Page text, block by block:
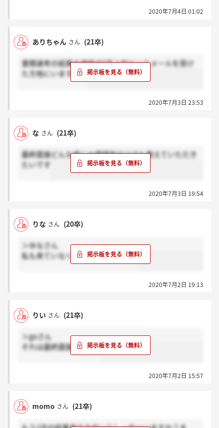
2020年7月4日 01:02
ありちゃん さん (21卒)
書類選考の結果の連絡が7月上旬というメールを受け
た方他にいますか？
2020年7月3日 23:53
な さん (21卒)
最終面接どんな感じか雰囲気だけでも教えていただき
たいです
2020年7月3日 19:54
りな さん (20卒)
＞ゆなさん
私も来ていなくてとても不安です。
2020年7月2日 19:13
りい さん (21卒)
＞goさん
それは最終面接ですか？
2020年7月2日 15:57
momo さん (21卒)